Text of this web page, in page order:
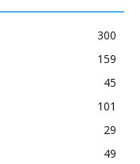
300
159
45
101
29
49